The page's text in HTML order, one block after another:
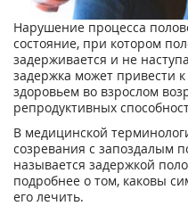
Нарушение процесса
состояние, при котором
задерживается и не
задержка может привести
здоровьем во взрослом
репродуктивных
В медицинской
созревания с запоздалым
называется задержкой
подробнее о том, каковы
его лечить.